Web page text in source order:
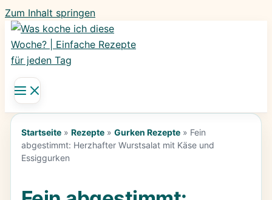
Zum Inhalt springen
Startseite» Rezepte» Gurken Rezepte» Fein
abgestimmt: Herzhafter Wurstsalat mit Käse und
Essiggurken